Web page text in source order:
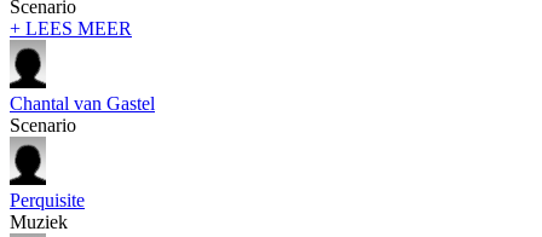
Scenario
+ LEES MEER
Chantal van Gastel
Scenario
Perquisite
Muziek